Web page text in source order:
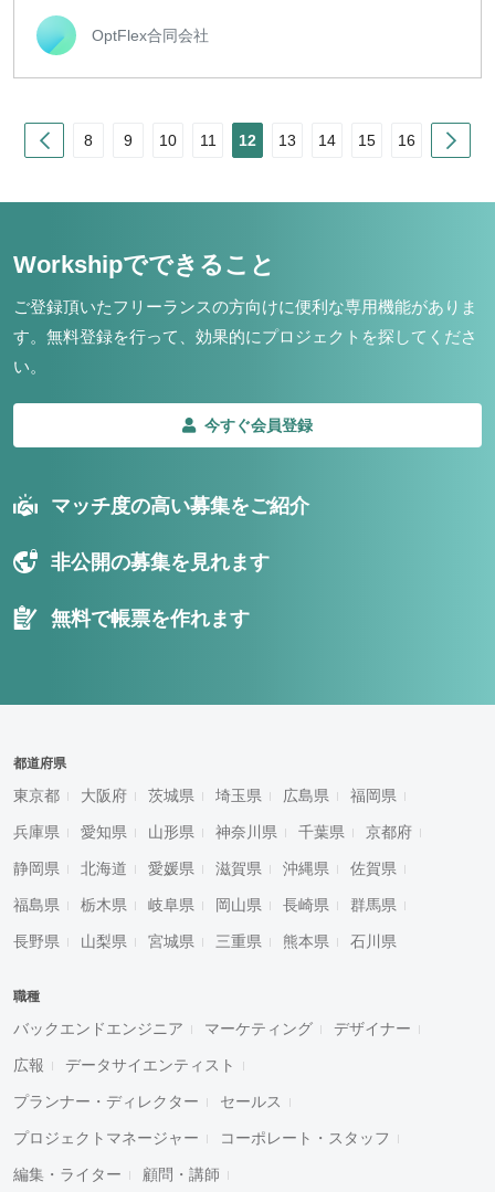
OptFlex合同会社
Prev
8 9 10 11 12 13 14 15 16
Workshipでできること
ご登録頂いたフリーランスの方向けに便利な専用機能がありま
す。 無料登録を行って、効果的にプロジェクトを探してくださ
い。
今すぐ会員登録
マッチ度の高い募集をご紹介
非公開の募集を見れます
無料で帳票を作れます
都道府県
東京都 大阪府 茨城県 埼玉県 広島県 福岡県
兵庫県 愛知県 山形県 神奈川県 千葉県 京都府
静岡県 北海道 愛媛県 滋賀県 沖縄県 佐賀県
福島県 栃木県 岐阜県 岡山県 長崎県 群馬県
長野県 山梨県 宮城県 三重県 熊本県 石川県
職種
バックエンドエンジニア マーケティング デザイナー
広報 データサイエンティスト
プランナー・ディレクター セールス
プロジェクトマネージャー コーポレート・スタッフ
編集・ライター 顧問・講師